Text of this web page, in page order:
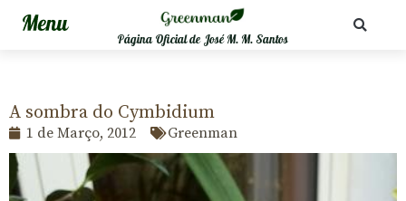
Página Oficial de José M. M. Santos
A sombra do Cymbidium
1 de Março, 2012 Greenman